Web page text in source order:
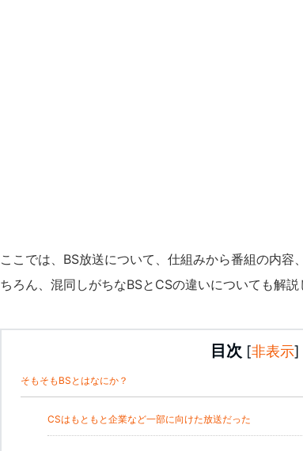
ここでは、BS放送について、仕組みから番組の内容
ちろん、混同しがちなBSとCSの違いについても解説
目次 [非表示]
そもそもBSとはなにか？
CSはもともと企業など一部に向けた放送だった